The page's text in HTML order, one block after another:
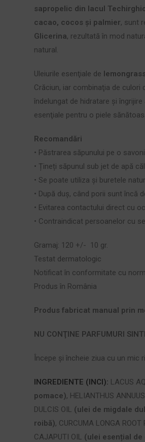
sapropelic din lacul
cacao, cocos şi palmier, sunt
Glicerina, rezultată în mod
natural.
Uleiurile esenţiale de
Crăciun, iar combinaţia de culori
îndelungat de hidratare şi
esenţiale pentru o piele
Recomandări
• Păstrarea săpunului pe o
• Țineți săpunul sub jet de apă
• Se poate utiliza și buretele
• După duș, când porii sunt încă
• Evitarea contactului direct cu
• Contraindicat persoanelor cu
Gramaj: 120 +/- 10 gr.
Testat dermatologic
Notificat în conformitate cu
Produs în România
Produs fabricat manual prin
NU CONŢINE PARFUMURI
Începe și încheie ziua cu un mic
INGREDIENTE (INCI): LACUS
pomace), HELIANTHUS ANNUUS
DULCIS OIL (ulei de migdale
roibă), CURCUMA LONGA ROOT
CAJAPUTI OIL (ulei esențial de